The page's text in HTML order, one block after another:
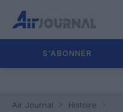
S'ABONNER
Air Journal
Histoire